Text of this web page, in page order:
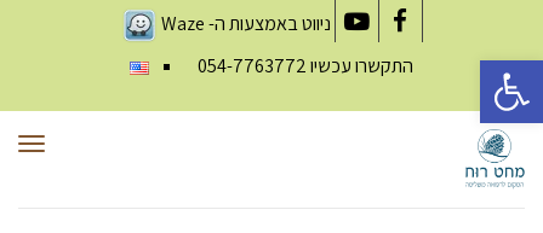
Facebook
YouTube
ניווט באמצעות ה-Waze
התקשרו עכשיו054-7763772 פתח סרגל נגישות